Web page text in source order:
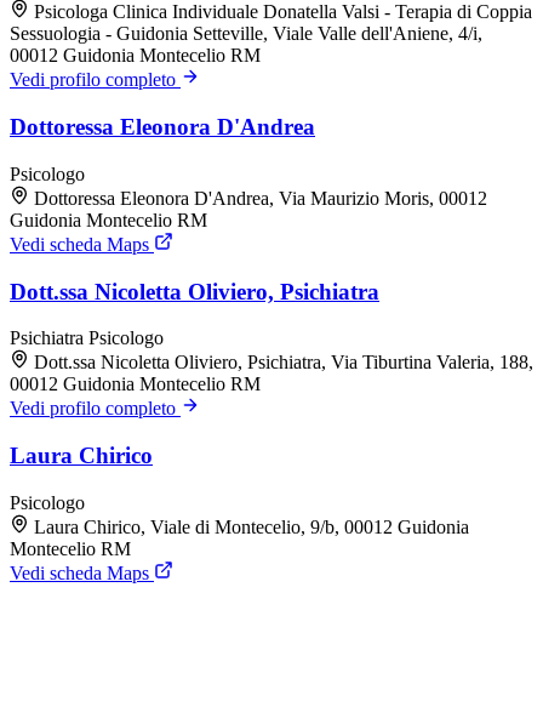
Psicologa Clinica Individuale Donatella Valsi - Terapia di Coppia
Sessuologia - Guidonia Setteville, Viale Valle dell'Aniene, 4/i,
00012 Guidonia Montecelio RM
Vedi profilo completo
Dottoressa Eleonora D'Andrea
Psicologo
Dottoressa Eleonora D'Andrea, Via Maurizio Moris, 00012
Guidonia Montecelio RM
Vedi scheda Maps
Dott.ssa Nicoletta Oliviero, Psichiatra
Psichiatra Psicologo
Dott.ssa Nicoletta Oliviero, Psichiatra, Via Tiburtina Valeria, 188,
00012 Guidonia Montecelio RM
Vedi profilo completo
Laura Chirico
Psicologo
Laura Chirico, Viale di Montecelio, 9/b, 00012 Guidonia
Montecelio RM
Vedi scheda Maps